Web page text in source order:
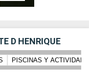
D HENRIQUE
PISCINAS Y